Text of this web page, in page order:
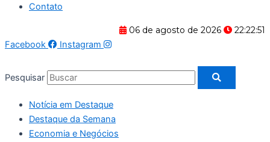
Contato
06 de agosto de 2026
22:22:51
Facebook
Instagram
Pesquisar
Notícia em Destaque
Destaque da Semana
Economia e Negócios